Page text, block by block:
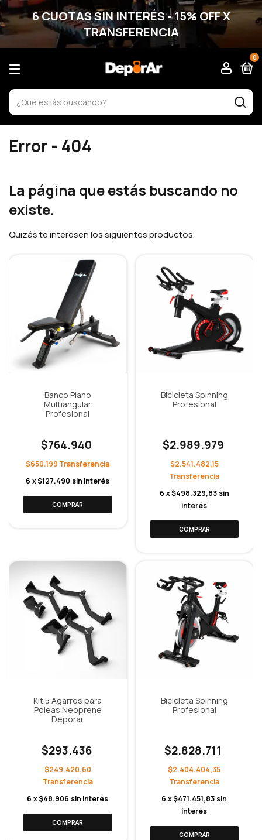
6 CUOTAS SIN INTERÉS - 15% OFF X
TRANSFERENCIA
0
Error - 404
La página que estás buscando no
existe.
Quizás te interesen los siguientes productos.
Banco Plano
Multiangular
Profesional
$764.940
$650.199
6 x$127.490 sin interés
Bicicleta Spinning
Profesional
$2.989.979
$2.541.482,15
6 x$498.329,83 sin
interés
Kit 5 Agarres para
Poleas Neoprene
Deporar
$293.436
$249.420,60
6 x$48.906 sin interés
Bicicleta Spinning
Profesional
$2.828.711
$2.404.404,35
6 x$471.451,83 sin
interés